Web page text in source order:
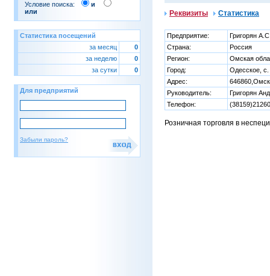
Условие поиска:
и
или
Статистика посещений
за месяц
0
за неделю
0
за сутки
0
Для предприятий
Забыли пароль?
Реквизиты Статистика
Предприятие:
Григорян
Страна:
Россия
Регион:
Омская
Город:
Одесское, с.
Адрес:
Руководитель:
Григорян
Телефон:
(38159)21260
Розничная торговля в